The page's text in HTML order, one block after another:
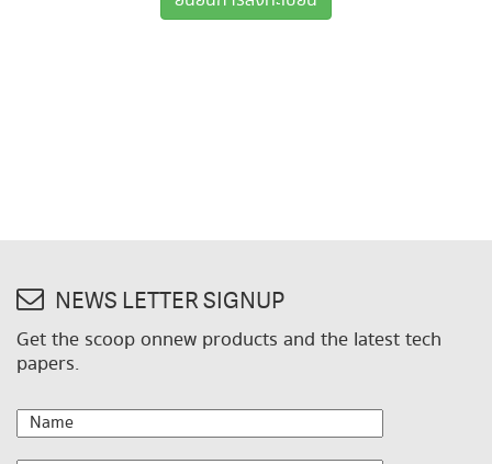
NEWS LETTER SIGNUP
Get the scoop onnew products and the latest tech
papers.